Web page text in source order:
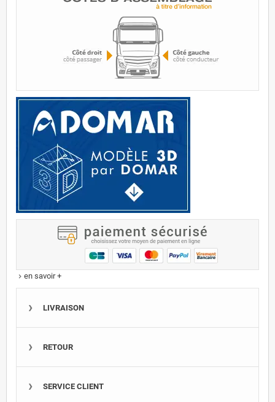
keyboard_arrow_right en savoir +
LIVRAISON
RETOUR
SERVICE CLIENT